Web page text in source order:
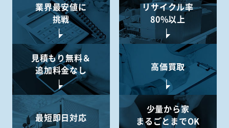
業界最安値に
挑戦
リサイクル率
80%以上
見積もり無料＆
追加料金なし
高価買取
最短即日対応
少量から家
まるごとまでOK